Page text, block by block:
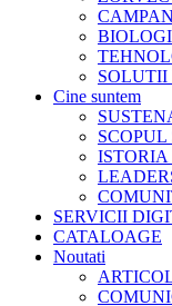
SOLUTII
Cine suntem
ISTORIA
SERVICII
CATALOAGE
Noutati